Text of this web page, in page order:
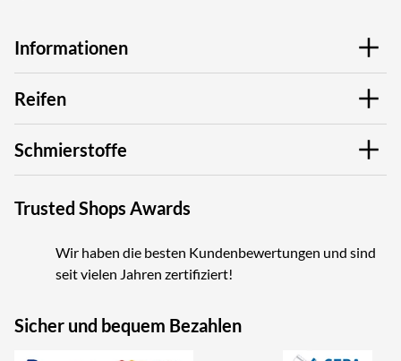
Informationen
Reifen
Schmierstoffe
Trusted Shops Awards
Wir haben die besten Kundenbewertungen und sind
seit vielen Jahren zertifiziert!
Sicher und bequem Bezahlen